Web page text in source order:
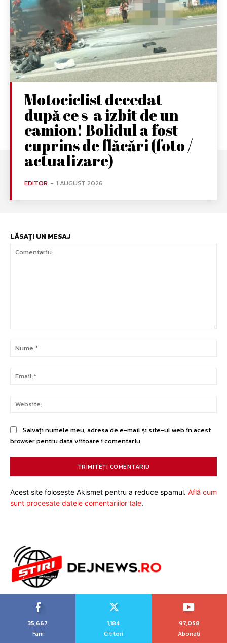
Motociclist decedat
după ce s-a izbit de un
camion! Bolidul a fost
cuprins de flăcări (foto /
actualizare)
EDITOR - 1 AUGUST 2026
LĂSAȚI UN MESAJ
Salvați numele meu, adresa de e-mail și site-ul web în acest
browser pentru data viitoare i comentariu.
Acest site folosește Akismet pentru a reduce spamul. Află cum
sunt procesate datele comentariilor tale.
35,667
Fani
1,184
Cititori
97,058
Abonați